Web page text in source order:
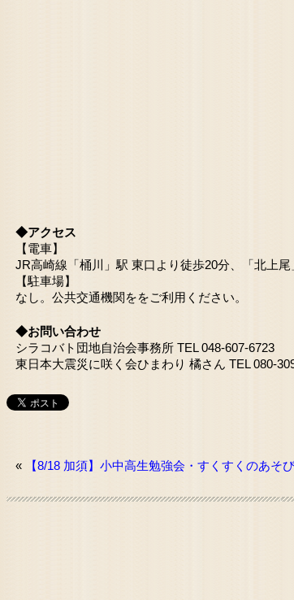
◆アクセス
【電車】
JR高崎線「桶川」駅 東口より徒歩20分、「北上尾
【駐車場】
なし。公共交通機関ををご利用ください。
◆お問い合わせ
シラコバト団地自治会事務所 TEL 048-607-6723
東日本大震災に咲く会ひまわり 橘さん TEL 080-
« 【8/18 加須】小中高生勉強会・すくすくのあそ